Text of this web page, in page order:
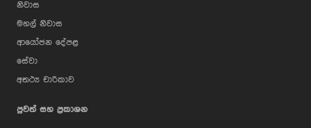
නිවාස
මහල් නිවාස
ආයෝජන දේපළ
සේවා
අතථ්‍ය චාරිකාව
පුවත් සහ ප්‍රකාශන